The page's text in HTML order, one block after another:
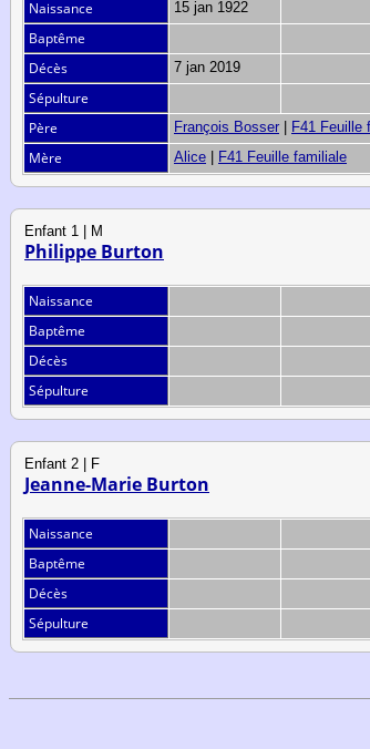
Naissance 15 jan 1922
Baptême
Décès
7 jan 2019
Sépulture
Père
François Bosser F41 Feuille
Mère Alice F41 Feuille familiale
Enfant 1 | M
Philippe Burton
Naissance
Baptême
Décès
Sépulture
Enfant 2 | F
Jeanne-Marie Burton
Naissance
Baptême
Décès
Sépulture